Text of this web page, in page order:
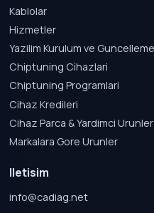
Kablolar
Hizmetler
Yazilim Kurulum ve Guncelleme
Chiptuning Cihazlari
Chiptuning Programlari
Cihaz Kredileri
Cihaz Parca & Yardimci Urunler
Markalara Gore Urunler
Iletisim
info@cadiag.net